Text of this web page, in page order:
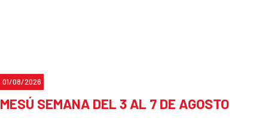
01/08/2026
MESÚ SEMANA DEL 3 AL 7 DE AGOSTO